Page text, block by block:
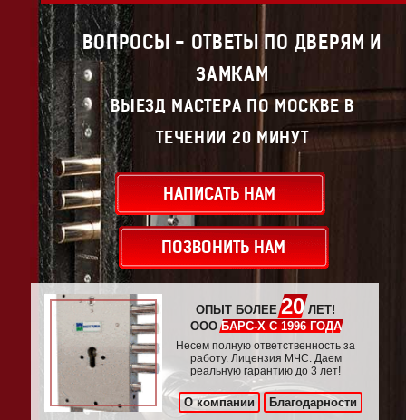
ВОПРОСЫ - ОТВЕТЫ ПО ДВЕРЯМ И
ЗАМКАМ
ВЫЕЗД МАСТЕРА ПО МОСКВЕ В
ТЕЧЕНИИ 20 МИНУТ
НАПИСАТЬ НАМ
ПОЗВОНИТЬ НАМ
ОПЫТ БОЛЕЕ20ЛЕТ!
ОООБАРС-Х С 1996 ГОДА
Несем полную ответственность за
работу. Лицензия МЧС. Даем
реальную гарантию до 3 лет!
О компании Благодарности